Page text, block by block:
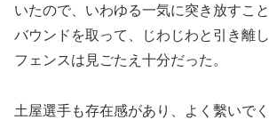
いたので、いわゆる一気に突き放すこ
バウンドを取って、じわじわと引き離
フェンスは見ごたえ十分だった。
土屋選手も存在感があり、よく繫いでく